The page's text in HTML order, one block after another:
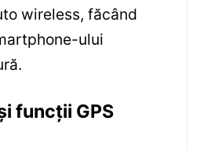
wireless, făcând
ului
funcții GPS